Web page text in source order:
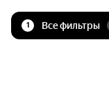
1 Все фильтры